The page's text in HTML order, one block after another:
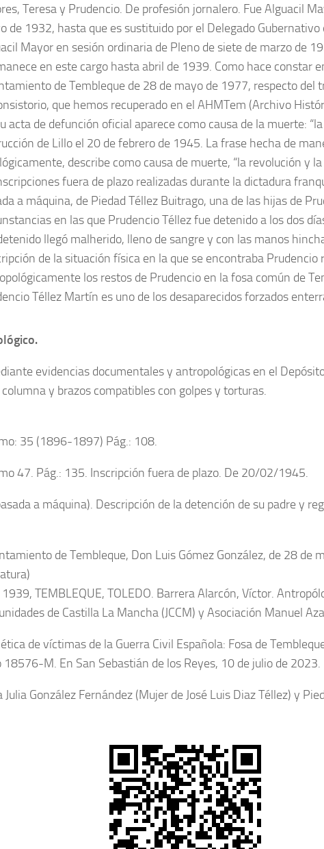
Teresa y Prudencio. De profesión jornalero. Fue Alguacil
de 1932, hasta que es sustituido por el Delegado
Mayor en sesión ordinaria de Pleno de siete de marzo de
en este cargo hasta abril de 1939. Como hace constar
de Tembleque de 28 de mayo de 1977, respecto del
que hemos recuperado en el AHMTem (Archivo
acta de defunción oficial aparece como causa de la muerte:
de Lillo el 20 de febrero de 1945. La frase hecha de
describe como causa de muerte, “la revolución y
fuera de plazo realizadas durante la dictadura
a máquina, de Piedad Téllez Buitrago, una de las hijas de
en las que Prudencio Téllez fue detenido a los dos
llegó malherido, lleno de sangre y con las manos
de la situación física en la que se encontraba
los restos de Prudencio en la fosa común de
Téllez Martín es uno de los desaparecidos forzados
evidencias documentales y antropológicas en el
y brazos compatibles con golpes y torturas.
35 (1896-1897) Pág.: 108.
47. Pág.: 135. Inscripción fuera de plazo. De 20/02/1945.
a máquina). Descripción de la detención de su padre y
de Tembleque, Don Luis Gómez González, de 28 de
1939, TEMBLEQUE, TOLEDO. Barrera Alarcón, Víctor.
de Castilla La Mancha (JCCM) y Asociación Manuel
de víctimas de la Guerra Civil Española: Fosa de
18576-M. En San Sebastián de los Reyes, 10 de julio de 2023.
González Fernández (Mujer de José Luis Diaz Téllez) y